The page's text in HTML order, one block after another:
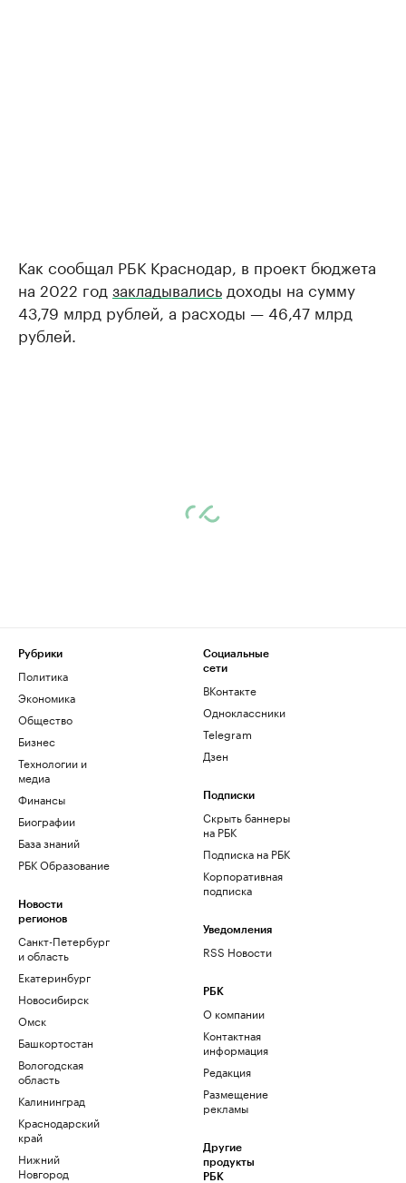
Как сообщал РБК Краснодар, в проект бюджета
на 2022 год закладывались доходы на сумму
43,79 млрд рублей, а расходы — 46,47 млрд
рублей.
Рубрики
Политика
Экономика
Общество
Бизнес
Технологии и
медиа
Финансы
Биографии
База знаний
РБК Образование
Новости
регионов
Санкт-Петербург
и область
Екатеринбург
Новосибирск
Омск
Башкортостан
Вологодская
область
Калининград
Краснодарский
край
Нижний
Новгород
Социальные
сети
ВКонтакте
Одноклассники
Telegram
Дзен
Подписки
Скрыть баннеры
на РБК
Подписка на РБК
Корпоративная
подписка
Уведомления
RSS Новости
РБК
О компании
Контактная
информация
Редакция
Размещение
рекламы
Другие
продукты
РБК